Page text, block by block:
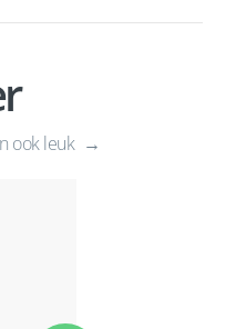
ook leuk